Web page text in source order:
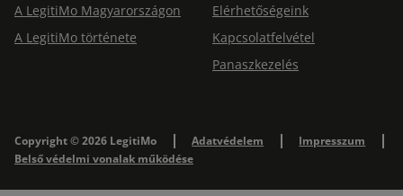
A LegitiMo Magyarországon
A LegitiMo története
Elérhetőségeink
Kapcsolatfelvétel
Panaszkezelés
Copyright © 2026 LegitiMo Adatvédelem
Impresszum
Belső védelmi vonalak működése